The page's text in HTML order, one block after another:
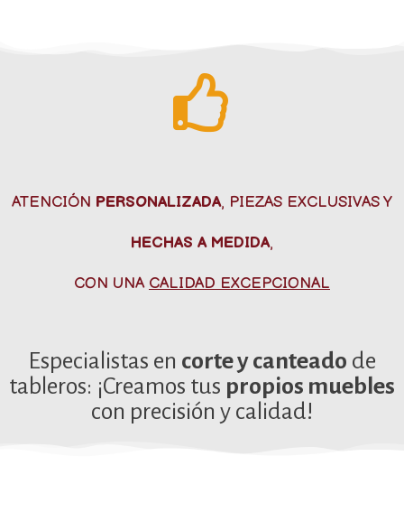
ATENCIÓN PERSONALIZADA, PIEZAS EXCLUSIVAS Y
HECHAS A MEDIDA,
CON UNA CALIDAD EXCEPCIONAL
Especialistas en corte y canteado de
tableros: ¡Creamos tus propios muebles
con precisión y calidad!